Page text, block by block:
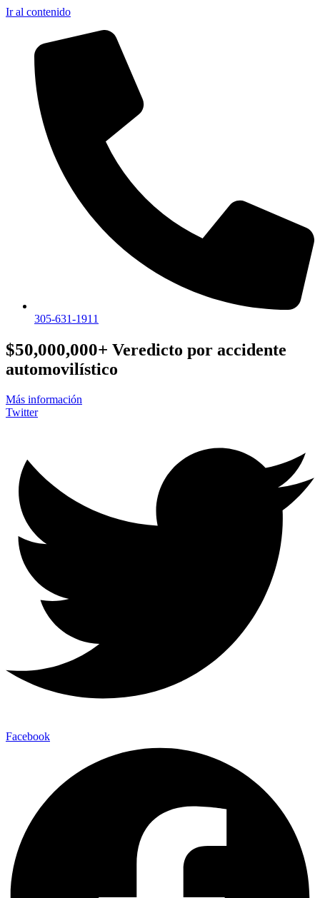
Ir al contenido
305-631-1911
$50,000,000+ Veredicto por accidente
automovilístico
Más información
Twitter
Facebook